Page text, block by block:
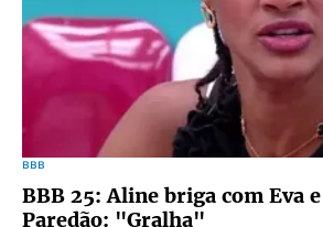
BBB
BBB 25: Aline briga com Eva
Paredão: "Gralha"